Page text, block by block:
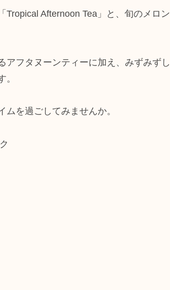
Afternoon Tea」と、旬のメロン
アフタヌーンティーに加え、みずみずし
を過ごしてみませんか。